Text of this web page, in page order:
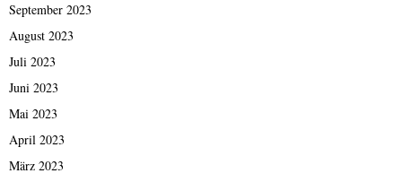
September 2023
August 2023
Juli 2023
Juni 2023
Mai 2023
April 2023
März 2023